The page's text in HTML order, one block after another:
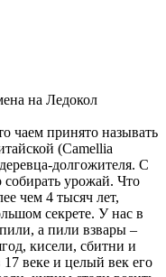
на Ледокол
чаем принято называть
(Camellia
долгожителя. С
собирать урожай. Что
чем 4 тысяч лет,
секрете. У нас в
а пили взвары –
кисели, сбитни и
веке и целый век его